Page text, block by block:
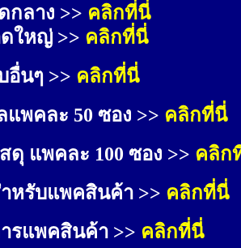
กลาง >> คลิกที่นี่
ใหญ่ >> คลิกที่นี่
อื่นๆ >> คลิกที่นี่
พคละ 50 ซอง >> คลิกที่นี่
แพคละ 100 ซอง >> คลิก
หรับแพคสินค้า >> คลิกที่นี่
รแพคสินค้า >> คลิกที่นี่